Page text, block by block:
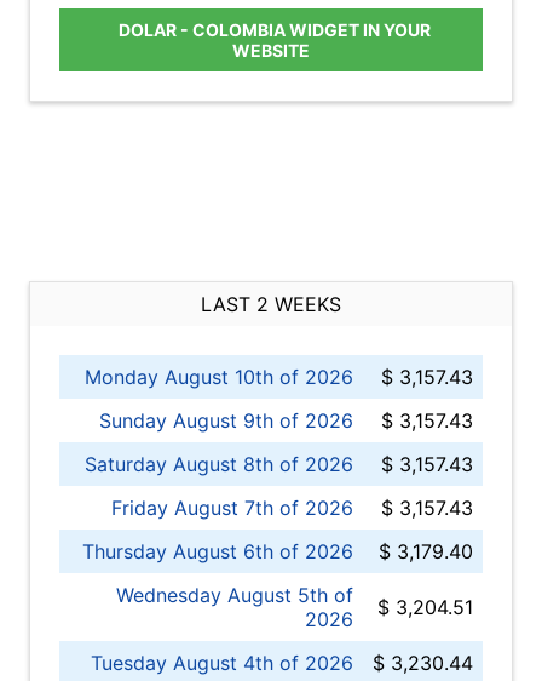
DOLAR - COLOMBIA WIDGET IN YOUR
WEBSITE
LAST 2 WEEKS
Monday August 10th of 2026
$ 3,157.43
Sunday August 9th of 2026
$ 3,157.43
Saturday August 8th of 2026
$ 3,157.43
Friday August 7th of 2026
$ 3,157.43
Thursday August 6th of 2026
$ 3,179.40
Wednesday August 5th of
2026
$ 3,204.51
Tuesday August 4th of 2026
$ 3,230.44